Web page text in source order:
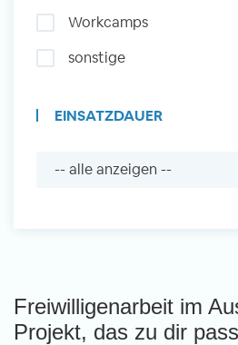
Workcamps
sonstige
EINSATZDAUER
Freiwilligenarbeit im
Projekt, das zu dir